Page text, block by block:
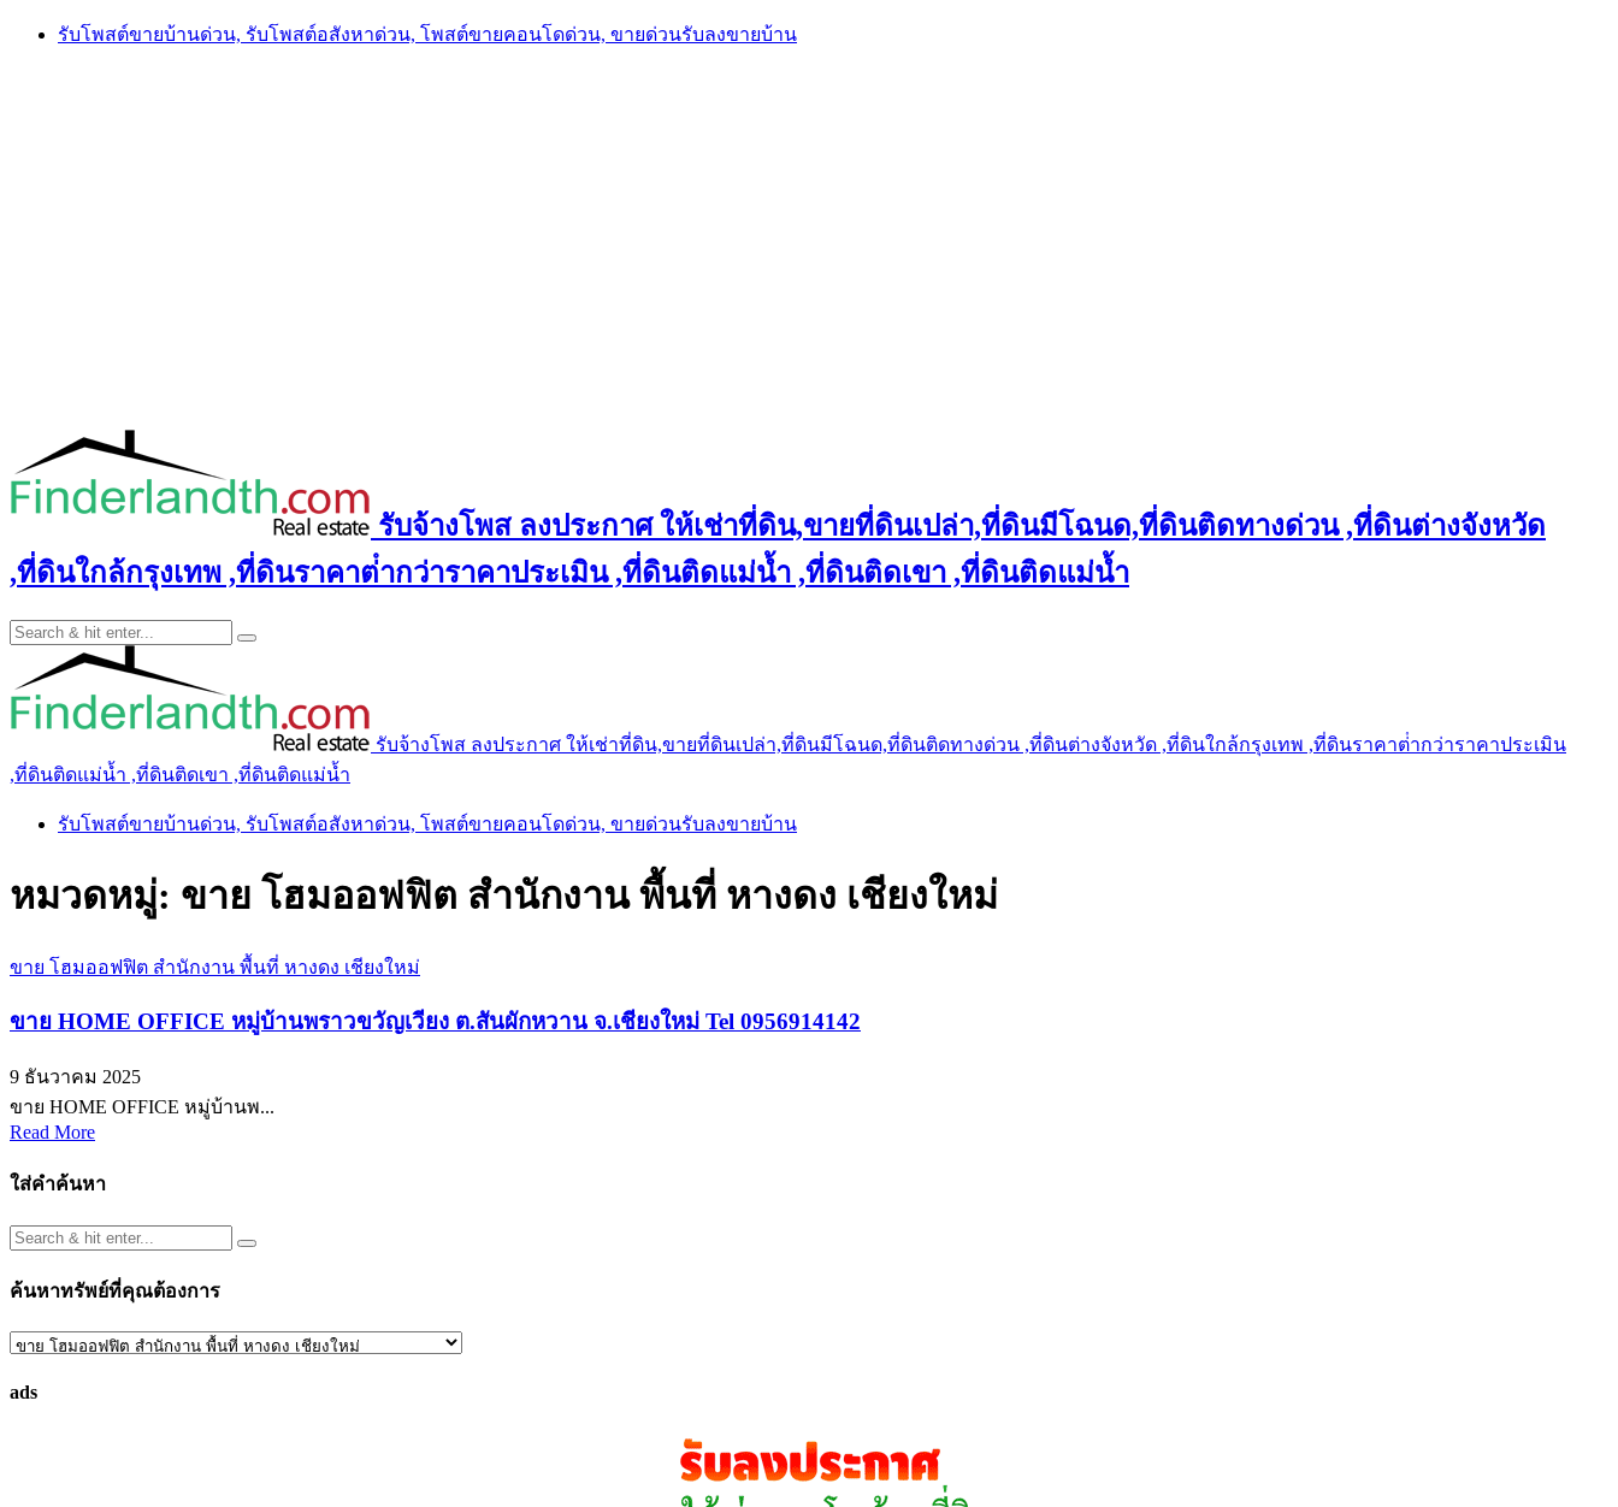
Skip
รับโพสต์ขายบ้านด่วน, รับโพสต์อสังหาด่วน, โพสต์ขายคอนโดด่วน, ขายด่วนรับลงขายบ้าน
รับจ้างโพส ลงประกาศ ให้เช่าที่ดิน,ขายที่ดินเปล่า,ที่ดินมีโฉนด,ที่ดินติดทางด่วน ,ที่ดินต่างจังหวัด
,ที่ดินใกล้กรุงเทพ ,ที่ดินราคาต่ํากว่าราคาประเมิน ,ที่ดินติดแม่น้ำ ,ที่ดินติดเขา ,ที่ดินติดแม่น้ำ
รับจ้างโพส ลงประกาศ ให้เช่าที่ดิน,ขายที่ดินเปล่า,ที่ดินมีโฉนด,ที่ดินติดทางด่วน ,ที่ดินต่างจังหวัด ,ที่ดินใกล้กรุงเทพ ,ที่ดินราคาต่ํากว่าราคาประเมิน
,ที่ดินติดแม่น้ำ ,ที่ดินติดเขา ,ที่ดินติดแม่น้ำ
รับโพสต์ขายบ้านด่วน, รับโพสต์อสังหาด่วน, โพสต์ขายคอนโดด่วน, ขายด่วนรับลงขายบ้าน
หมวดหมู่: ขาย โฮมออฟฟิต สำนักงาน พื้นที่ หางดง เชียงใหม่
ขาย โฮมออฟฟิต สำนักงาน พื้นที่ หางดง เชียงใหม่
ขาย HOME OFFICE หมู่บ้านพราวขวัญเวียง ต.สันผักหวาน จ.เชียงใหม่ Tel 0956914142
9 ธันวาคม 2025
ขาย HOME OFFICE หมู่บ้านพ...
Read More
ใส่คำค้นหา
ค้นหาทรัพย์ที่คุณต้องการ
ค้นหา
ที่
ads